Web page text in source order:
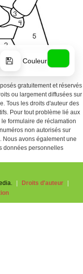
Couleur
gratuitement et réservés
ou largement diffusées sur
Tous les droits d'auteur des
Pour tout problème lié aux
formulaire de réclamation
non autorisés sur
Nous avons également une
données personnelles
Droits d'auteur